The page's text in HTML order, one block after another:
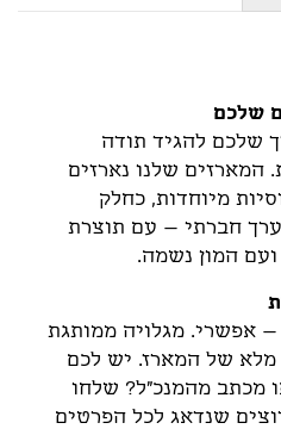
שלכם
שלכם להגיד תודה
המארזים שלנו נארזים
מיוחדות, כחלק
חברתי – עם תוצרת
המון נשמה.
אפשרי. מגלויה ממותגת
מלא של המארז. יש לכם
מכתב מהמנכ"ל? שלחו
שנדאג לכל הפרטים